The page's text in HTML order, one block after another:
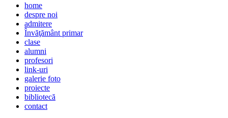
home
despre noi
admitere
Învăţământ primar
clase
alumni
profesori
link-uri
galerie foto
proiecte
bibliotecă
contact